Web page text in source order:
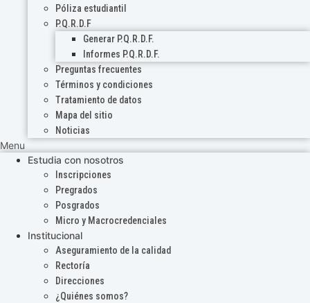
Póliza estudiantil
P.Q.R.D.F
Generar P.Q.R.D.F.
Informes P.Q.R.D.F.
Preguntas frecuentes
Términos y condiciones
Tratamiento de datos
Mapa del sitio
Noticias
Menu
Estudia con nosotros
Inscripciones
Pregrados
Posgrados
Micro y Macrocredenciales
Institucional
Aseguramiento de la calidad
Rectoría
Direcciones
¿Quiénes somos?